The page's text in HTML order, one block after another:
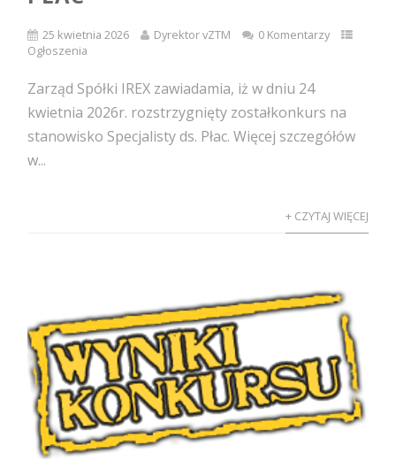
25 kwietnia 2026 Dyrektor vZTM
0 Komentarzy
Ogłoszenia
Zarząd Spółki IREX zawiadamia, iż w dniu 24
kwietnia 2026r. rozstrzygnięty zostałkonkurs na
stanowisko Specjalisty ds. Płac. Więcej szczegółów
w...
+ CZYTAJ WIĘCEJ